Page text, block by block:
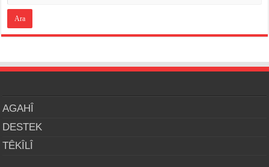
AGAHÎ
DESTEK
TÊKÎLÎ